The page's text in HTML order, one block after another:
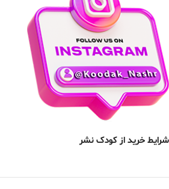
شرایط خرید از کودک نشر